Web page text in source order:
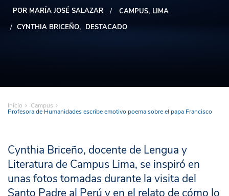
POR MARÍA JOSÉ SALAZAR CAMPUS LIMA
CYNTHIA BRICEÑO
DESTACADO
Inicio Campus
Profesora de Humanidades escribe emotivo poema sobre el papa Francisco
Cynthia Briceño, docente de Lengua y
Literatura de Campus Lima, se inspiró en
unas fotos tomadas durante la visita del
Santo Padre al Perú y en el relato de cómo lo